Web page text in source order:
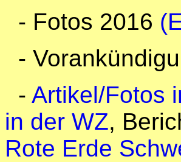
- Fotos 2016
-
- Artikel/Fotos
in der WZ,
Rote Erde